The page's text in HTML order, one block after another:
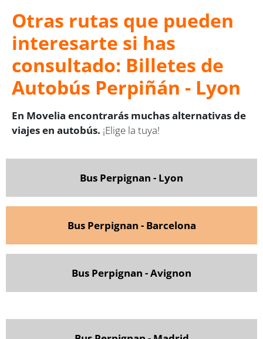
Otras rutas que pueden
interesarte si has
consultado: Billetes de
Autobús Perpiñán - Lyon
En Movelia encontrarás muchas alternativas de
viajes en autobús. ¡Elige la tuya!
Bus Perpignan - Lyon
Bus Perpignan - Barcelona
Bus Perpignan - Avignon